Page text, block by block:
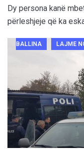
Dy persona kanë
përleshjeje që ka
BALLINA LAJME